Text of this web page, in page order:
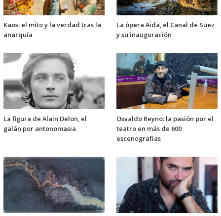
Kaos: el mito y la verdad tras la
anarquía
La ópera Aida, el Canal de Suez
y su inauguración
La figura de Alain Delon, el
galán por antonomasia
Osvaldo Reyno: la pasión por el
teatro en más de 600
escenografías